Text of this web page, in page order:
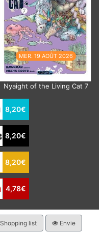
MER. 19 AOÛT 2026
Nyaight of the Living Cat 7
8,20€
8,20€
8,20€
4,78€
Shopping list Envie